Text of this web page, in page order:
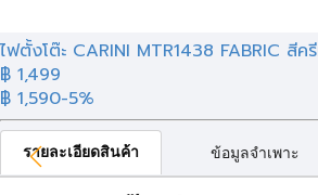
ไฟตั้งโต๊ะ CARINI MTR1438 FABRIC สี
฿ 1,499
฿ 1,590-5%
รายละเอียดสินค้า ข้อมูลจำเพาะ